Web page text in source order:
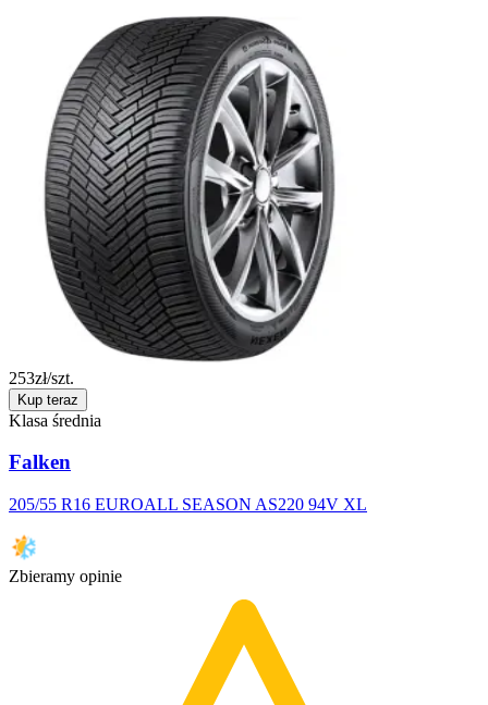
253zł/szt.
Kup teraz
Klasa średnia
Falken
205/55 R16 EUROALL SEASON AS220 94V XL
Zbieramy opinie